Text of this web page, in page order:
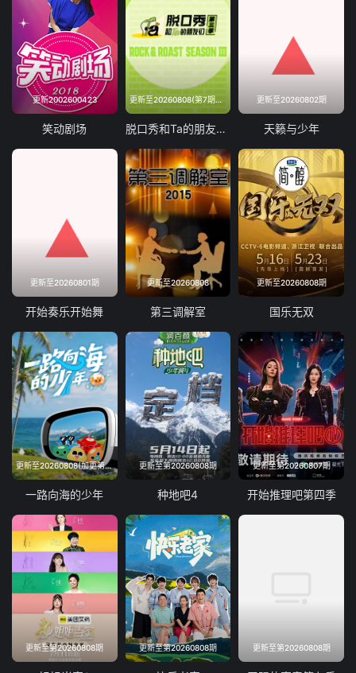
2026-06-11
2026-06-17 2026-06-18
2026-06-19
2026-06-25 2026-06-26
2026-07-02 2026-07-03
2026-07-10
2026-07-10 2026-07-16
更新2002600423
笑动剧场
更新至20260808(第7期下纯享)
脱口秀和Ta的朋友们第三季
更新至20260802期
天籁与少年
更新至20260801期
开始奏乐开始舞
更新至20260808
第三调解室
更新至20260808期
国乐无双
更新至20260808(加更第1期)
一路向海的少年
更新至第20260808期
种地吧4
更新至第20260807期
开始推理吧第四季
更新至第20260808期 更新至第20260808期 更新至第20260808期